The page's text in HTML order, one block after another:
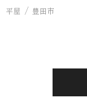
平屋 豊田市